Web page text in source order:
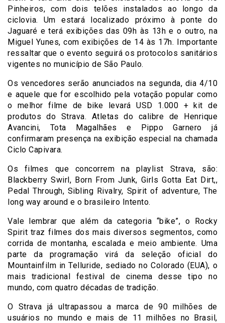
Pinheiros, com dois telões instalados ao longo da
ciclovia. Um estará localizado próximo à ponte do
Jaguaré e terá exibições das 09h às 13h e o outro, na
Miguel Yunes, com exibições de 14 às 17h. Importante
ressaltar que o evento seguirá os protocolos sanitários
vigentes no município de São Paulo.
Os vencedores serão anunciados na segunda, dia 4/10
e aquele que for escolhido pela votação popular como
o melhor filme de bike levará USD 1.000 + kit de
produtos do Strava. Atletas do calibre de Henrique
Avancini, Tota Magalhães e Pippo Garnero já
confirmaram presença na exibição especial na chamada
Ciclo Capivara.
Os filmes que concorrem na playlist Strava, são:
Blackberry Swirl, Born From Junk, Girls Gotta Eat Dirt,,
Pedal Through, Sibling Rivalry, Spirit of adventure, The
long way around e o brasileiro Intento.
Vale lembrar que além da categoria “bike”, o Rocky
Spirit traz filmes dos mais diversos segmentos, como
corrida de montanha, escalada e meio ambiente. Uma
parte da programação virá da seleção oficial do
Mountainfilm in Telluride, sediado no Colorado (EUA), o
mais tradicional festival de cinema desse tipo no
mundo, com quatro décadas de tradição.
O Strava já ultrapassou a marca de 90 milhões de
usuários no mundo e mais de 11 milhões no Brasil,